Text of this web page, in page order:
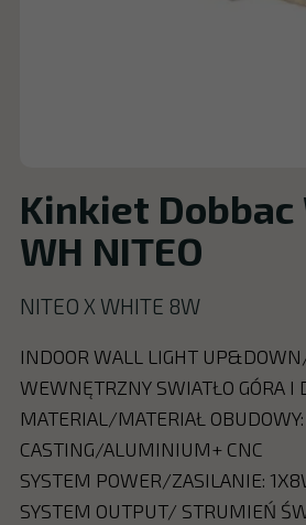
Kinkiet Dobbac
WH NITEO
NITEO X WHITE 8W
INDOOR WALL LIGHT
WEWNĘTRZNY SWIATŁO GÓRA I
MATERIAL/MATERIAŁ
CASTING/ALUMINIUM+ CNC
SYSTEM POWER/ZASILANIE:
SYSTEM OUTPUT/ STRUMIEŃ